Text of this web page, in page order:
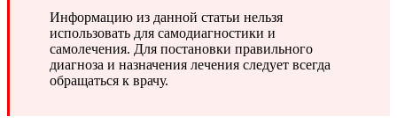
Информацию из данной статьи нельзя
использовать для самодиагностики и
самолечения. Для постановки правильного
диагноза и назначения лечения следует всегда
обращаться к врачу.